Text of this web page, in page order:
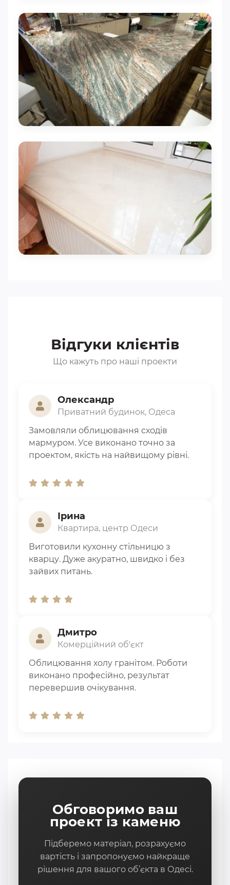
Відгуки клієнтів
Що кажуть про наші проекти
Олександр
Приватний будинок, Одеса
Замовляли облицювання сходів
мармуром. Усе виконано точно за
проектом, якість на найвищому рівні.
Ірина
Квартира, центр Одеси
Виготовили кухонну стільницю з
кварцу. Дуже акуратно, швидко і без
зайвих питань.
Дмитро
Комерційний об'єкт
Облицювання холу гранітом. Роботи
виконано професійно, результат
перевершив очікування.
Обговоримо ваш
проект із каменю
Підберемо матеріал, розрахуємо
вартість і запропонуємо найкраще
рішення для вашого об’єкта в Одесі.